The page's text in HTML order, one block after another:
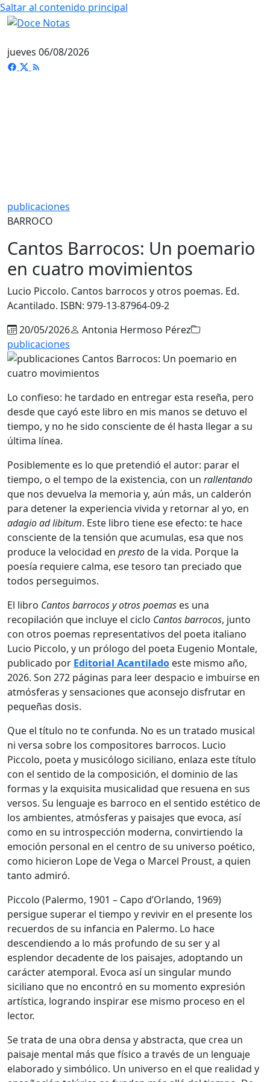
Saltar al contenido principal
jueves 06/08/2026
publicaciones
BARROCO
Cantos Barrocos: Un poemario
en cuatro movimientos
Lucio Piccolo. Cantos barrocos y otros poemas. Ed.
Acantilado. ISBN: 979-13-87964-09-2
20/05/2026
Antonia Hermoso Pérez
publicaciones
Lo confieso: he tardado en entregar esta reseña, pero
desde que cayó este libro en mis manos se detuvo el
tiempo, y no he sido consciente de él hasta llegar a su
última línea.
Posiblemente es lo que pretendió el autor: parar el
tiempo, o el tempo de la existencia, con un rallentando
que nos devuelva la memoria y, aún más, un calderón
para detener la experiencia vivida y retornar al yo, en
adagio ad libitum. Este libro tiene ese efecto: te hace
consciente de la tensión que acumulas, esa que nos
produce la velocidad en prestode la vida. Porque la
poesía requiere calma, ese tesoro tan preciado que
todos perseguimos.
El libro Cantos barrocos y otros poemas es una
recopilación que incluye el ciclo Cantos barrocos, junto
con otros poemas representativos del poeta italiano
Lucio Piccolo, y un prólogo del poeta Eugenio Montale,
publicado por Editorial Acantilado este mismo año,
2026. Son 272 páginas para leer despacio e imbuirse en
atmósferas y sensaciones que aconsejo disfrutar en
pequeñas dosis.
Que el título no te confunda. No es un tratado musical
ni versa sobre los compositores barrocos. Lucio
Piccolo, poeta y musicólogo siciliano, enlaza este título
con el sentido de la composición, el dominio de las
formas y la exquisita musicalidad que resuena en sus
versos. Su lenguaje es barroco en el sentido estético de
los ambientes, atmósferas y paisajes que evoca, así
como en su introspección moderna, convirtiendo la
emoción personal en el centro de su universo poético,
como hicieron Lope de Vega o Marcel Proust, a quien
tanto admiró.
Piccolo (Palermo, 1901 – Capo d’Orlando, 1969)
persigue superar el tiempo y revivir en el presente los
recuerdos de su infancia en Palermo. Lo hace
descendiendo a lo más profundo de su ser y al
esplendor decadente de los paisajes, adoptando un
carácter atemporal. Evoca así un singular mundo
siciliano que no encontró en su momento expresión
artística, logrando inspirar ese mismo proceso en el
lector.
Se trata de una obra densa y abstracta, que crea un
paisaje mental más que físico a través de un lenguaje
elaborado y simbólico. Un universo en el que realidad y